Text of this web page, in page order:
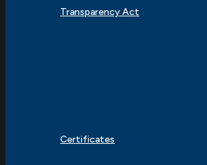
Transparency Act
Certificates